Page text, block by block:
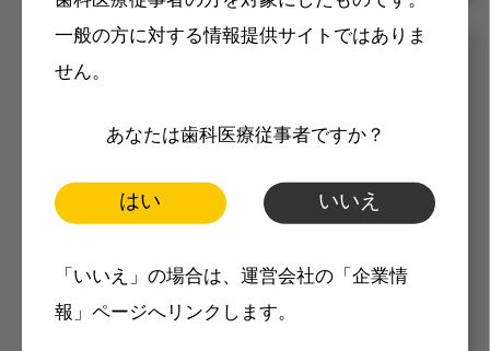
一般の方に対する情報提供サイトではありま
せん。
あなたは歯科医療従事者ですか？
はい いいえ
「いいえ」の場合は、運営会社の「企業情
報」ページへリンクします。
Internet DOに掲載されている
製品価格も閲覧可能